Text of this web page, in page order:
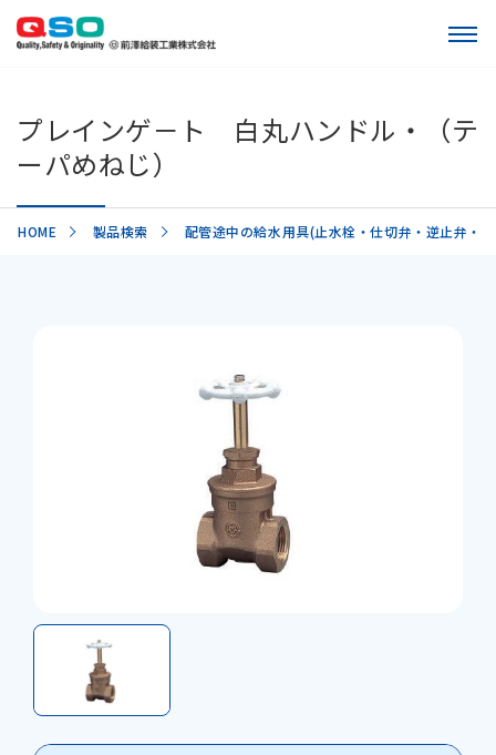
プレインゲ－ト 白丸ハンドル・（テ
ーパめねじ）
HOME 製品検索 配管途中の給水用具(止水栓・仕切弁・逆止弁・